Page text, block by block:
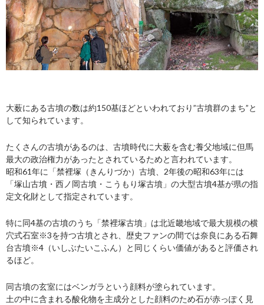
大薮にある古墳の数は約150基ほどといわれており”古墳群のまち”と
して知られています。
たくさんの古墳があるのは、古墳時代に大薮を含む養父地域に但馬
最大の政治権力があったとされているためと言われています。
昭和61年に「禁裡塚（きんりづか）古墳、2年後の昭和63年には
「塚山古墳・西ノ岡古墳・こうもり塚古墳」の大型古墳4基が県の指
定文化財として指定されています。
特に同4基の古墳のうち「禁裡塚古墳」は北近畿地域で最大規模の横
穴式石室※3を持つ古墳とされ、歴史ファンの間では奈良にある石舞
台古墳※4（いしぶたいこふん）と同じくらい価値があると評価され
るほど。
同古墳の玄室にはベンガラという顔料が塗られています。
土の中に含まれる酸化物を主成分とした顔料のため石が赤っぽく見